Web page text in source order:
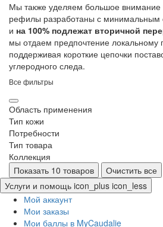
Мы также уделяем большое внимание
рефилы разработаны с минимальным
и на 100% подлежат вторичной
мы отдаем предпочтение локальному
поддерживая короткие цепочки
углеродного следа.
Все фильтры
Область применения
Тип кожи
Потребности
Тип товара
Коллекция
Показать 10 товаров
Очистить все
Услуги и помощь icon_plus icon_less
Мой аккаунт
Мои заказы
Мои баллы в MyCaudalie